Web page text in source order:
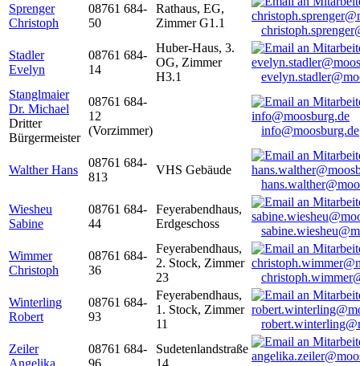
Sprenger
Christoph
08761 684-
50
Rathaus, EG,
Zimmer G1.1
Stadler
Evelyn
08761 684-
14
Huber-Haus, 3.
OG, Zimmer
H3.1
Stanglmaier
Dr. Michael
Dritter
Bürgermeister
08761 684-
12
(Vorzimmer)
info@moosburg.de
Walther Hans
08761 684-
813
VHS Gebäude
Wiesheu
Sabine
08761 684-
44
Feyerabendhaus,
Erdgeschoss
Wimmer
Christoph
08761 684-
36
Feyerabendhaus,
2. Stock, Zimmer
23
Winterling
Robert
08761 684-
93
Feyerabendhaus,
1. Stock, Zimmer
11
Zeiler
Angelika
08761 684-
96
Sudetenlandstraße
14